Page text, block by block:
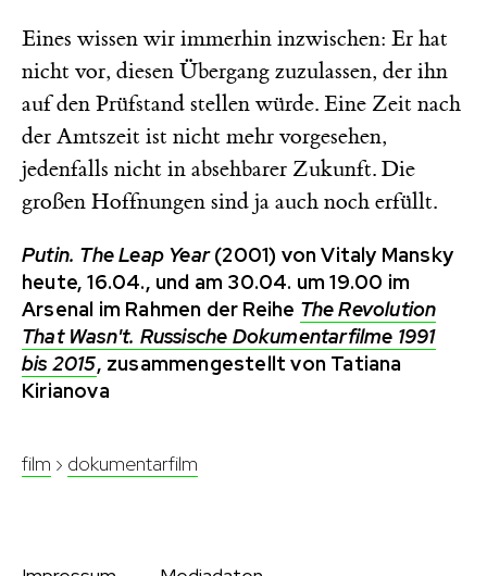
Eines wissen wir immerhin inzwischen: Er hat
nicht vor, diesen Übergang zuzulassen, der ihn
auf den Prüfstand stellen würde. Eine Zeit nach
der Amtszeit ist nicht mehr vorgesehen,
jedenfalls nicht in absehbarer Zukunft. Die
großen Hoffnungen sind ja auch noch erfüllt.
Putin. The Leap Year(2001) von Vitaly Mansky
heute, 16.04., und am 30.04. um 19.00 im
Arsenal im Rahmen der Reihe The Revolution
That Wasn't. Russische Dokumentarfilme 1991
bis 2015, zusammengestellt von Tatiana
Kirianova
film › dokumentarfilm